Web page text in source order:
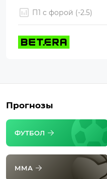
П1 с форой (-2.5)
Прогнозы
ФУТБОЛ
ММА